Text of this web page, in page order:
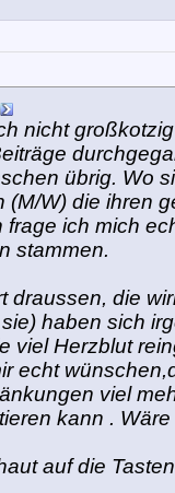
nicht
übrig. Wo
(M/W) die ihren
frage ich mich
stammen.
draussen, die
haben sich
viel Herzblut
echt
viel
kann .
auf die